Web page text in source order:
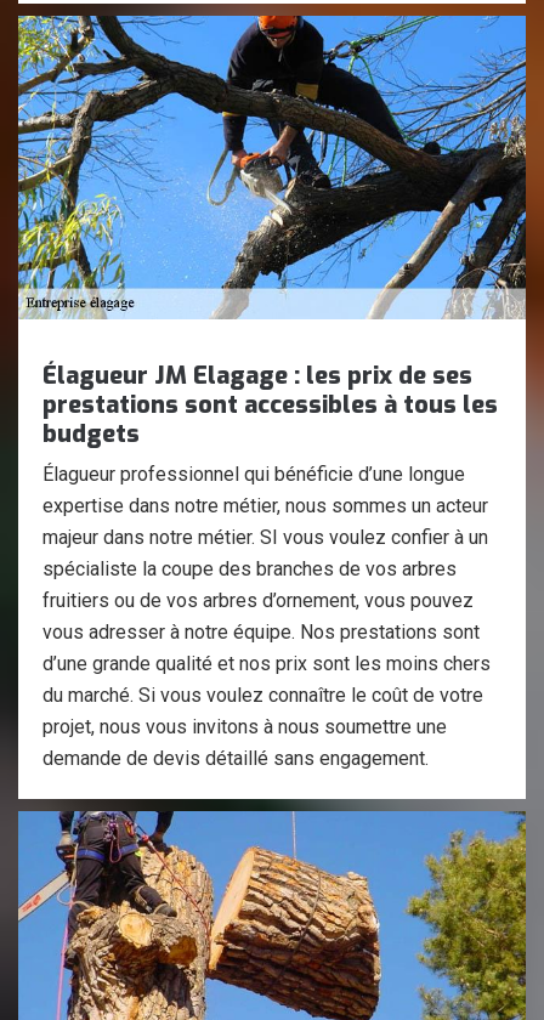
Élagueur JM Elagage : les prix de ses
prestations sont accessibles à tous les
budgets
Élagueur professionnel qui bénéficie d’une longue
expertise dans notre métier, nous sommes un acteur
majeur dans notre métier. SI vous voulez confier à un
spécialiste la coupe des branches de vos arbres
fruitiers ou de vos arbres d’ornement, vous pouvez
vous adresser à notre équipe. Nos prestations sont
d’une grande qualité et nos prix sont les moins chers
du marché. Si vous voulez connaître le coût de votre
projet, nous vous invitons à nous soumettre une
demande de devis détaillé sans engagement.